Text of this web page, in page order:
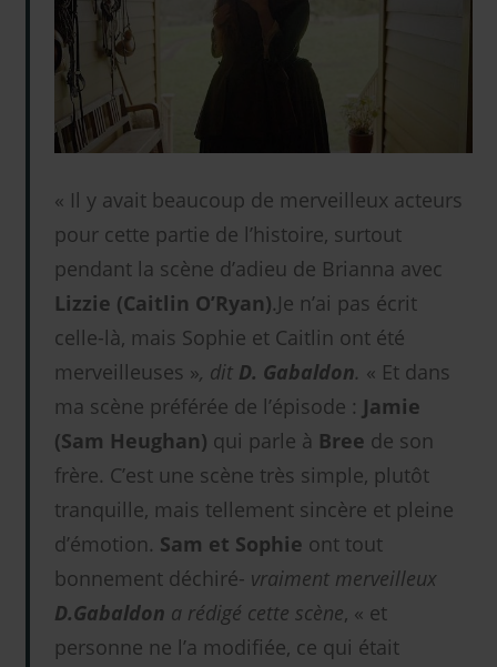
« Il y avait beaucoup de merveilleux acteurs
pour cette partie de l’histoire, surtout
pendant la scène d’adieu de Brianna avec
Lizzie (Caitlin O’Ryan).Je n’ai pas écrit
celle-là, mais Sophie et Caitlin ont été
merveilleuses », dit D. Gabaldon. « Et dans
ma scène préférée de l’épisode : Jamie
(Sam Heughan) qui parle à Bree de son
frère. C’est une scène très simple, plutôt
tranquille, mais tellement sincère et pleine
d’émotion. Sam et Sophie ont tout
bonnement déchiré- vraiment merveilleux
D.Gabaldon a rédigé cette scène, « et
personne ne l’a modifiée, ce qui était